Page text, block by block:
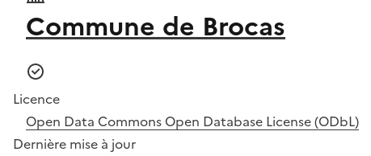
Commune de Brocas
Licence
Open Data Commons Open Database License (ODbL)
Dernière mise à jour